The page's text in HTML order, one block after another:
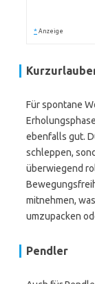
* Anzeige
Für spontane
ebenfalls gut.
schleppen,
überwiegend
mitnehmen,
umzupacken
Pendler